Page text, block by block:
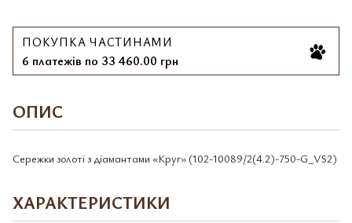
ПОКУПКА ЧАСТИНАМИ
6 платежів по 33 460.00 грн
ОПИС
Сережки золоті з діамантами «Круг» (102-10089/2(4.2)-750-G_VS2)
ХАРАКТЕРИСТИКИ